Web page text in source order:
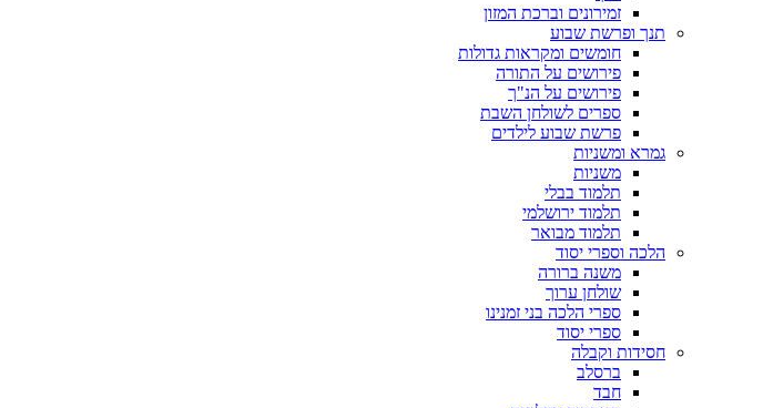
זמירונים וברכת המזון
תנך ופרשת שבוע
חומשים ומקראות גדולות
פירושים על התורה
פירושים על הנ"ך
ספרים לשולחן השבת
פרשת שבוע לילדים
גמרא ומשניות
משניות
תלמוד בבלי
תלמוד ירושלמי
תלמוד מבואר
הלכה וספרי יסוד
משנה ברורה
שולחן ערוך
ספרי הלכה בני זמנינו
ספרי יסוד
חסידות וקבלה
ברסלב
חבד